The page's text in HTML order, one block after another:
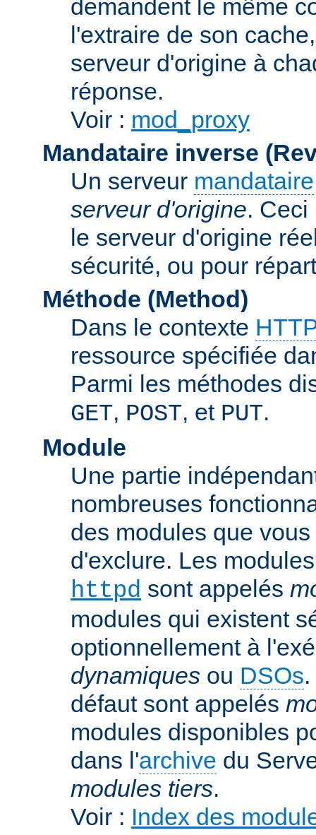
demandent le même
l'extraire de son
serveur d'origine à
réponse.
Voir : mod_proxy
Mandataire inverse
Un serveur mandataire
serveur d'origine.
le serveur d'origine
sécurité, ou pour
Méthode (Method)
Dans le contexte HTTP
ressource spécifiée
Parmi les méthodes
GET, POST, et PUT.
Module
Une partie
nombreuses
des modules que
d'exclure. Les
httpd sont appelés
modules qui existent
optionnellement à
dynamiques ou DSOs
défaut sont appelés
modules disponibles
dans l'archive du
modules tiers.
Voir : Index des